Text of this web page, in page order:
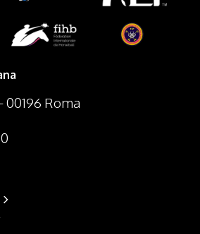
00196 Roma